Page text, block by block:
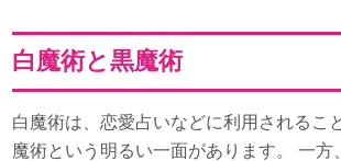
白魔術と黒魔術
白魔術は、恋愛占いなどに利用されるこ
魔術という明るい一面があります。 一方